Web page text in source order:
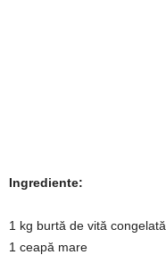
Ingrediente:
1 kg burtă de vită congelată
1 ceapă mare